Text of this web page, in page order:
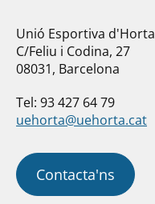
Unió Esportiva d'Horta
C/Feliu i Codina, 27
08031, Barcelona
Tel: 93 427 64 79
uehorta@uehorta.cat
Contacta'ns